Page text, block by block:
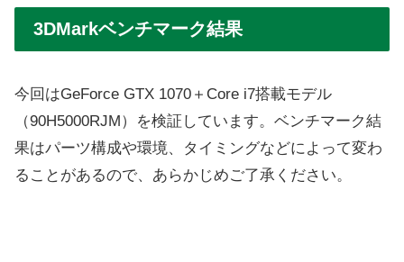
3DMarkベンチマーク結果
今回はGeForce GTX 1070＋Core i7搭載モデル
（90H5000RJM）を検証しています。ベンチマーク結
果はパーツ構成や環境、タイミングなどによって変わ
ることがあるので、あらかじめご了承ください。